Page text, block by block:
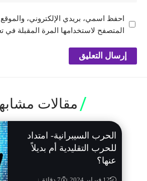
احفظ اسمي، بريدي الإلكتروني،
المتصفح لاستخدامها المرة المقبلة في
مقالات
الحرب السيبرانية- امتداد
للحرب التقليدية أم بديلاً
عنها؟